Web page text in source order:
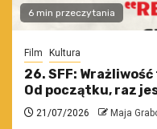
6 min przeczytania
Film Kultura
26. SFF:
Od początku, raz
21/07/2026 Maja